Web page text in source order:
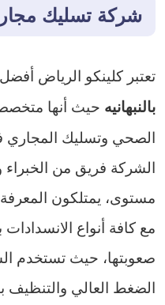
شركة تسليك مجاري
تعتبر كلينكو الرياض أفضل
بالنبهانيه حيث أنها
الصحي وتسليك المجاري
الشركة فريق من الخبراء
مستوى، يمتلكون المعرفة
مع كافة أنواع
صعوبتها، حيث تستخدم
الضغط العالي والتنظيف